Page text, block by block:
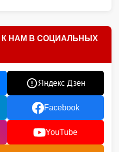
НАМ В СОЦИАЛЬНЫХ
Яндекс Дзен
Facebook
YouTube